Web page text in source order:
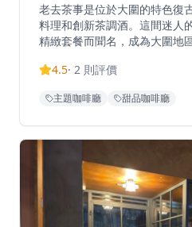
老去茶事是位於大圍的特色復
料理和創新茶調酒。這間迷人
精緻套餐而聞名，成為大圍地
酒套餐，每套包含特調飲品、
21:00，提供堂食和外賣服務
雞胸肉、先苦後甜鍋煮奶茶、
理。
4.5· 2 則評價
主題咖啡廳 甜品咖啡廳